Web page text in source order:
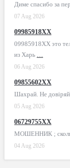
Диме спасибо за
07 Aug 2026
09985918XX
09985918XX это
из Харь …
06 Aug 2026
09855602XX
Шахрай. Не
05 Aug 2026
06729755XX
МОШЕННИК ;
04 Aug 2026